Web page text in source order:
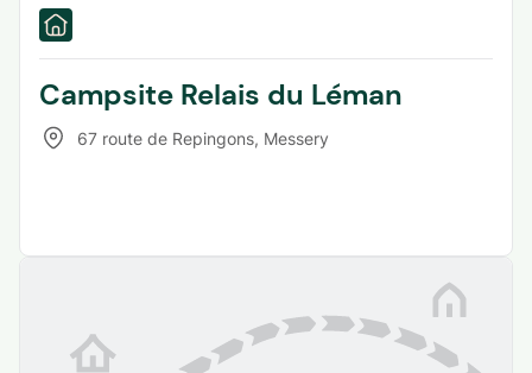
Campsite Relais du Léman
67 route de Repingons, Messery